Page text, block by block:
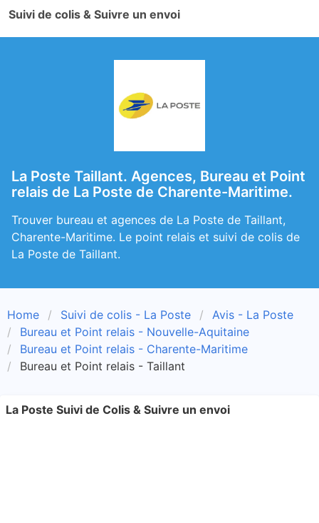
Suivi de colis & Suivre un envoi
La Poste Taillant. Agences, Bureau et Point
relais de La Poste de Charente-Maritime.
Trouver bureau et agences de La Poste de Taillant,
Charente-Maritime. Le point relais et suivi de colis de
La Poste de Taillant.
Home Suivi de colis - La Poste
Avis - La Poste
Bureau et Point relais - Nouvelle-Aquitaine
Bureau et Point relais - Charente-Maritime
Bureau et Point relais - Taillant
La Poste Suivi de Colis & Suivre un envoi